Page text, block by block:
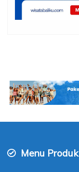
Menu Produk